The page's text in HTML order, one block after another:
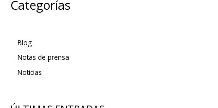
Categorías
Blog
Notas de prensa
Noticias